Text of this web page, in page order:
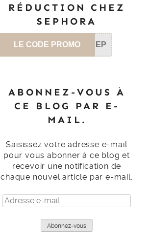
RÉDUCTION CHEZ
SEPHORA
LE CODE PROMO SEP
ABONNEZ-VOUS À
CE BLOG PAR E-
MAIL.
Saisissez votre adresse e-mail
pour vous abonner à ce blog et
recevoir une notification de
chaque nouvel article par e-mail.
Adresse
e-
Abonnez-vous